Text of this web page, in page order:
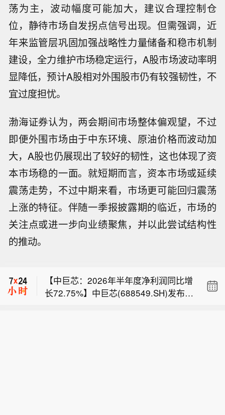
荡为主，波动幅度可能加大，建议合理控制仓
位，静待市场自发拐点信号出现。但需强调，近
年来监管层巩固加强战略性力量储备和稳市机制
建设，全力维护市场稳定运行，A股市场波动率明
显降低，预计A股相对外围股市仍有较强韧性，不
宜过度担忧。
渤海证券认为，两会期间市场整体偏观望，不过
即便外围市场由于中东环境、原油价格而波动加
大，A股也仍展现出了较好的韧性，这也体现了资
本市场稳的一面。就短期而言，资本市场或延续
震荡走势，不过中期来看，市场更可能回归震荡
上涨的特征。伴随一季报披露期的临近，市场的
关注点或进一步向业绩聚焦，并以此尝试结构性
的推动。
美国7月份两个月非农就业人数净下修1
【中巨芯：2026年半年度净利润同比增
长72.75%】中巨芯(688549.SH)发布2